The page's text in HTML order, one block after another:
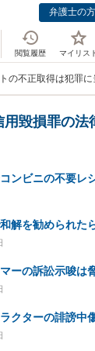
弁護士の
閲覧履歴 マイリス
の不正取得は犯罪に
用毀損罪の法
クターの誹謗中